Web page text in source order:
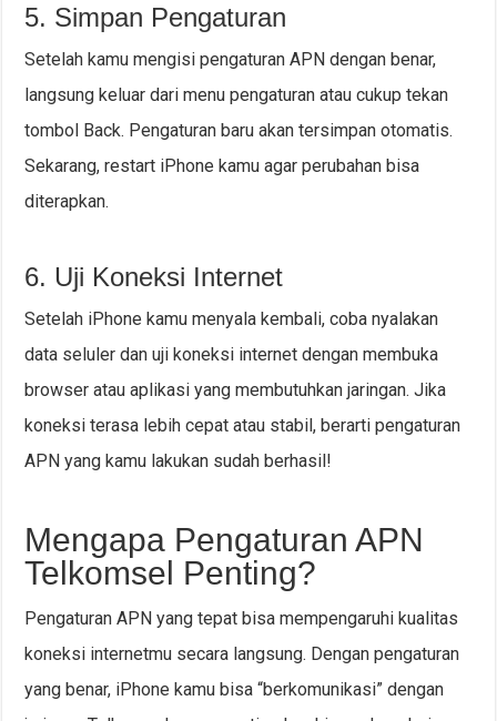
5. Simpan Pengaturan
Setelah kamu mengisi pengaturan APN dengan benar,
langsung keluar dari menu pengaturan atau cukup tekan
tombol Back. Pengaturan baru akan tersimpan otomatis.
Sekarang, restart iPhone kamu agar perubahan bisa
diterapkan.
6. Uji Koneksi Internet
Setelah iPhone kamu menyala kembali, coba nyalakan
data seluler dan uji koneksi internet dengan membuka
browser atau aplikasi yang membutuhkan jaringan. Jika
koneksi terasa lebih cepat atau stabil, berarti pengaturan
APN yang kamu lakukan sudah berhasil!
Mengapa Pengaturan APN
Telkomsel Penting?
Pengaturan APN yang tepat bisa mempengaruhi kualitas
koneksi internetmu secara langsung. Dengan pengaturan
yang benar, iPhone kamu bisa “berkomunikasi” dengan